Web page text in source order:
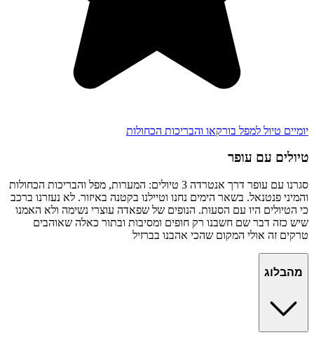
יומיים טיול למפל בורקאו והבריכות הכחולות
טיולים עם עופר
סגרנו עם עופר דרך אנטרדה 3 טיולים: המערות, מפל והבריכות הכחולות
והמיני פנטנאל. בשאר הימים נחנו וטיילנו בקטנה באיזור. לא נעזרנו ברכב
כי הטיולים היו עם הסעות. הנופים של שפאדה עוצרי נשימה ולא האמנו
שיש כזה דבר שם חשבנו רק חופים ומסיבות ובתור כאלה שאוהבים
טרקים זה אולי המקום שהכי אהבנו בברזיל
מהבלוג